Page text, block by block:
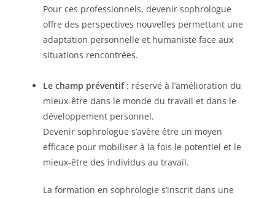
Pour ces professionnels, devenir sophrologue
offre des perspectives nouvelles permettant une
adaptation personnelle et humaniste face aux
situations rencontrées.
Le champ préventif : réservé à l’amélioration du
mieux-être dans le monde du travail et dans le
développement personnel.
Devenir sophrologue s’avère être un moyen
efficace pour mobiliser à la fois le potentiel et le
mieux-être des individus au travail.
La formation en sophrologie s’inscrit dans une